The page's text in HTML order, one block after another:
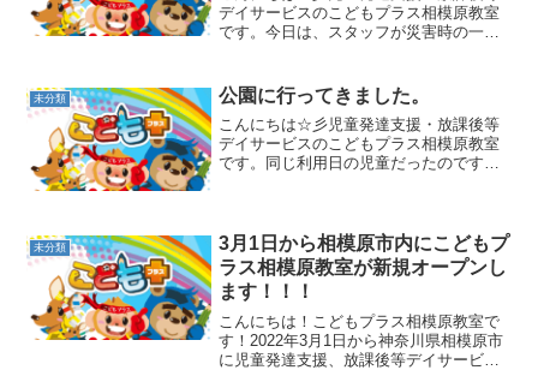
デイサービスのこどもプラス相模原教室
です。今日は、スタッフが災害時の一
２２）に行ってきました。 教室からは１
６号を渡り、郵便局の裏側...
未分類 公園に行ってきました。
こんにちは☆彡児童発達支援・放課後等
デイサービスのこどもプラス相模原教室
です。同じ利用日の児童だったのです
段が梯子になっていた為、...
未分類
3月1日から相模原市内にこどもプ
ラス相模原教室が新規オープンし
ます！！！
こんにちは！こどもプラス相模原教室で
す！2022年3月1日から神奈川県相模原市
に児童発達支援、放課後等デイサービ